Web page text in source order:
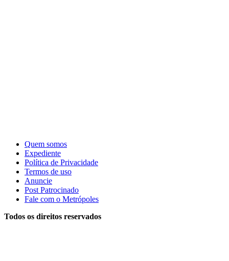
Quem somos
Expediente
Política de Privacidade
Termos de uso
Anuncie
Post Patrocinado
Fale com o Metrópoles
Todos os direitos reservados